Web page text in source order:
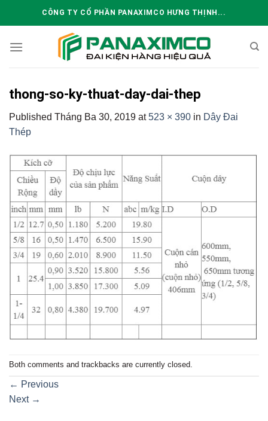
CÔNG TY CỔ PHẦN PANAXIMCO HƯNG THỊNH...
thong-so-ky-thuat-day-dai-thep
Published Tháng Ba 30, 2019 at523 × 390 in Dây Đai
Thép
Both comments and trackbacks are currently closed.
← Previous
Next →